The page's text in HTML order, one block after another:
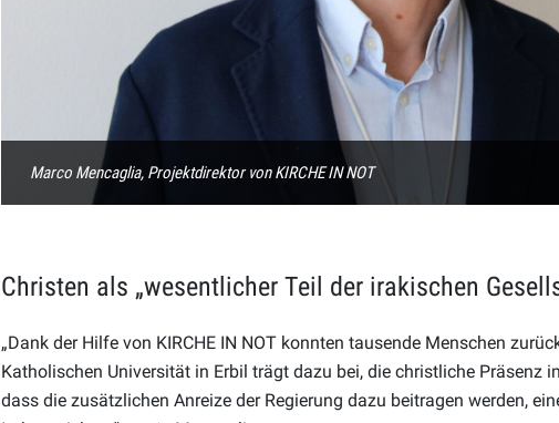
Marco Mencaglia, Projektdirektor von KIRCHE IN NOT
Christen als „wesentlicher Teil der irakischen
„Dank der Hilfe von KIRCHE IN NOT konnten tausende Menschen
Katholischen Universität in Erbil trägt dazu bei, die christliche Präsenz
dass die zusätzlichen Anreize der Regierung dazu beitragen werden,